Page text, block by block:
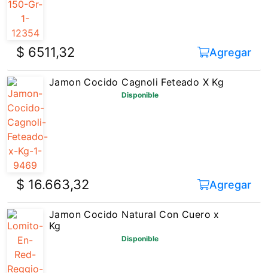
$ 6511,32 Agregar
Jamon Cocido Cagnoli Feteado X Kg
Disponible
$ 16.663,32 Agregar
Jamon Cocido Natural Con Cuero x
Kg
Disponible